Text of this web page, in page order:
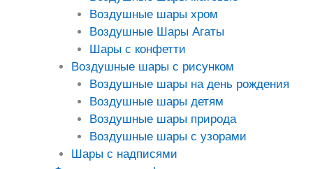
Воздушные шары хром
Воздушные Шары Агаты
Шары с конфетти
Воздушные шары с рисунком
Воздушные шары на день рождения
Воздушные шары детям
Воздушные шары природа
Воздушные шары с узорами
Шары с надписями